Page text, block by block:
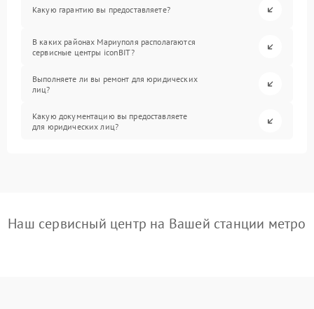
Какую гарантию вы предоставляете?
В каких районах Мариуполя располагаются
сервисные центры iconBIT?
Выполняете ли вы ремонт для юридических
лиц?
Какую документацию вы предоставляете
для юридических лиц?
Наш сервисный центр на Вашей станции метро